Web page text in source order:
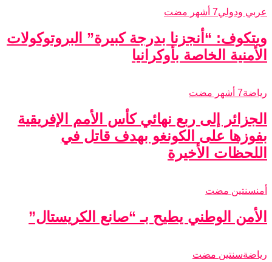
عربي ودولي7 أشهر مضت
ويتكوف: “أنجزنا بدرجة كبيرة” البروتوكولات
الأمنية الخاصة بأوكرانيا
رياضة7 أشهر مضت
الجزائر إلى ربع نهائي كأس الأمم الإفريقية
بفوزها على الكونغو بهدف قاتل في
اللحظات الأخيرة
أمنسنتين مضت
الأمن الوطني يطيح بـ “صانع الكريستال”
رياضةسنتين مضت